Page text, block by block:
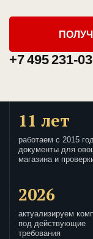
+7 495 231-
11 лет
работаем с 2015
документы для
магазина и
2026
актуализируем
под действующие
требования